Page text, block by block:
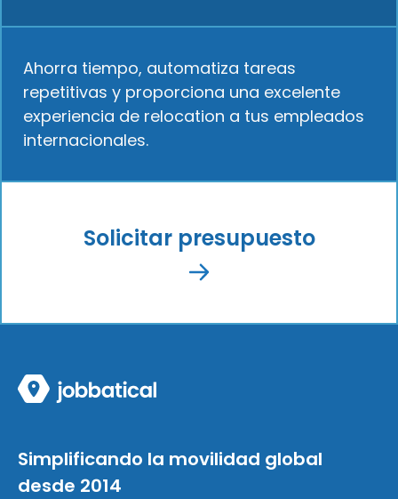
Ahorra tiempo, automatiza tareas
repetitivas y proporciona una excelente
experiencia de relocation a tus empleados
internacionales.
Solicitar presupuesto
Simplificando la movilidad global
desde 2014